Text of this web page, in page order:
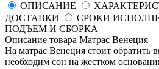
ОПИСАНИЕ
ДОСТАВКИ
СРОКИ
ПОДЪЕМ И СБОРКА
Описание товара Матрас Венеция
На матрас Венеция стоит обратить
необходим сон на жестком